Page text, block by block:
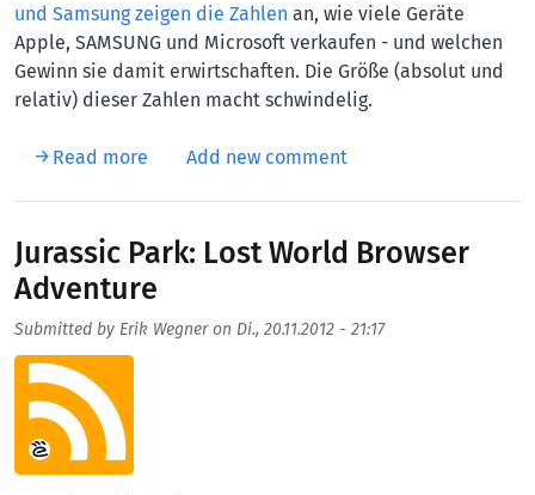
und Samsung zeigen die Zahlen an, wie viele Geräte
Apple, SAMSUNG und Microsoft verkaufen - und welchen
Gewinn sie damit erwirtschaften. Die Größe (absolut und
relativ) dieser Zahlen macht schwindelig.
Read more about Schwindelig seit Mitternacht
Add new comment
Jurassic Park: Lost World Browser
Adventure
Submitted by Erik Wegneron Di., 20.11.2012 - 21:17
Aufmacherbild